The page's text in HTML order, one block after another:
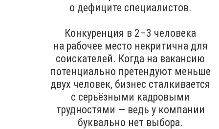
о дефиците специалистов.
Конкуренция в 2–3 человека
на рабочее место некритична для
соискателей. Когда на вакансию
потенциально претендуют меньше
двух человек, бизнес сталкивается
с серьёзными кадровыми
трудностями — ведь у компании
буквально нет выбора.